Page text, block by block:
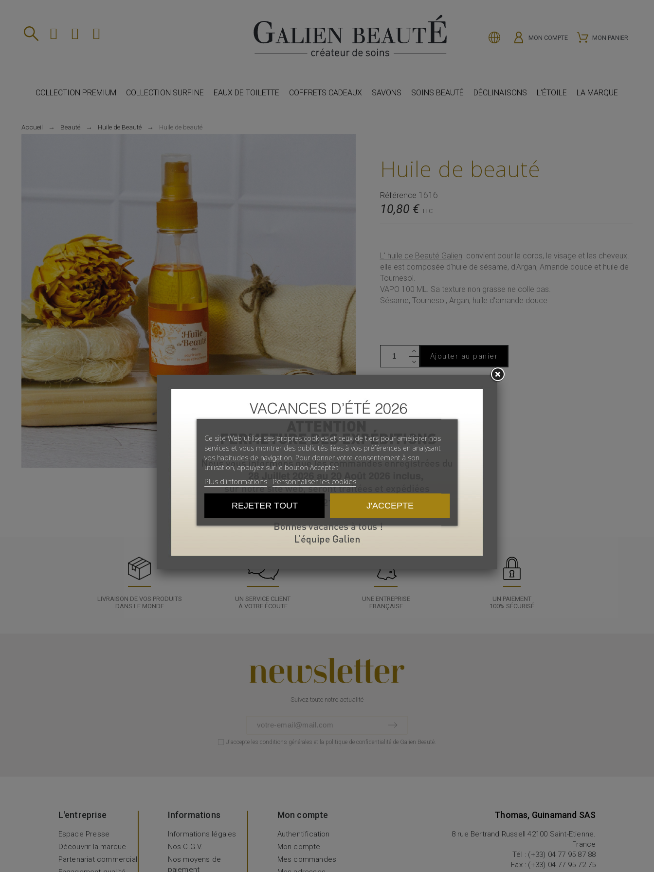
MON COMPTE MON PANIER
COLLECTION PREMIUM COLLECTION SURFINE EAUX DE TOILETTE COFFRETS CADEAUX SAVONS SOINS BEAUTÉ DÉCLINAISONS L'ÉTOILE LA MARQUE
Accueil Beauté Huile de Beauté Huile de beauté
Huile de beauté
Référence 1616
10,80 € TTC
L' huile de Beauté Galien convient pour le corps, le visage et les cheveux.
elle est composée d'huile de sésame, d'Argan, Amande douce et huile de
Tournesol.
VAPO 100 ML. Sa texture non grasse ne colle pas.
Sésame, Tournesol, Argan, huile d'amande douce
Ajouter au panier
Ajouter à mes favoris
LIVRAISON DE VOS PRODUITS
DANS LE MONDE
UN SERVICE CLIENT
À VOTRE ÉCOUTE
UNE ENTREPRISE
FRANÇAISE
UN PAIEMENT
100% SÉCURISÉ
Suivez toute notre actualité
J'accepte les conditions générales et la politique de confidentialité de Galien Beauté.
L'entreprise
Espace Presse
Découvrir la marque
Partenariat commercial
Informations
Informations légales
Nos C.G.V.
Nos moyens de
paiement
Mon compte
Authentification
Mon compte
Mes commandes
Thomas, Guinamand SAS
8 rue Bertrand Russell 42100 Saint-Etienne.
France
Tél : (+33) 04 77 95 87 88
Fax : (+33) 04 77 95 72 75
Ce site Web utilise ses propres cookies et ceux de tiers pour améliorer nos
services et vous montrer des publicités liées à vos préférences en analysant
vos habitudes de navigation. Pour donner votre consentement à son
utilisation, appuyez sur le bouton Accepter.
Plus d'informations Personnaliser les cookies
REJETER TOUT J'ACCEPTE